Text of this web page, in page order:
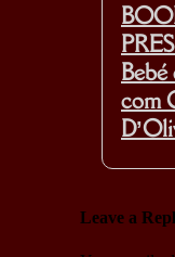
com
Leave a